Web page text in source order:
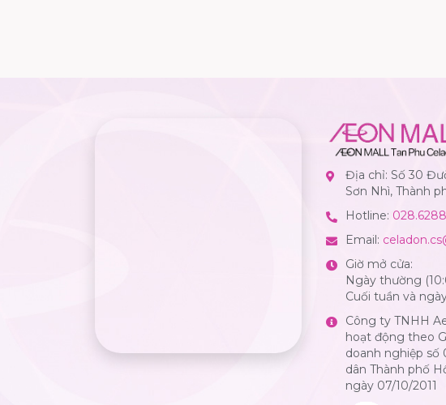
Địa chỉ: Số 30
Sơn Nhì, Thành
Hotline:
Email:
Giờ mở cửa:
Ngày thường
Cuối tuần và
Công ty TNHH
hoạt động theo
doanh nghiệp số
dân Thành phố
ngày 07/10/2011